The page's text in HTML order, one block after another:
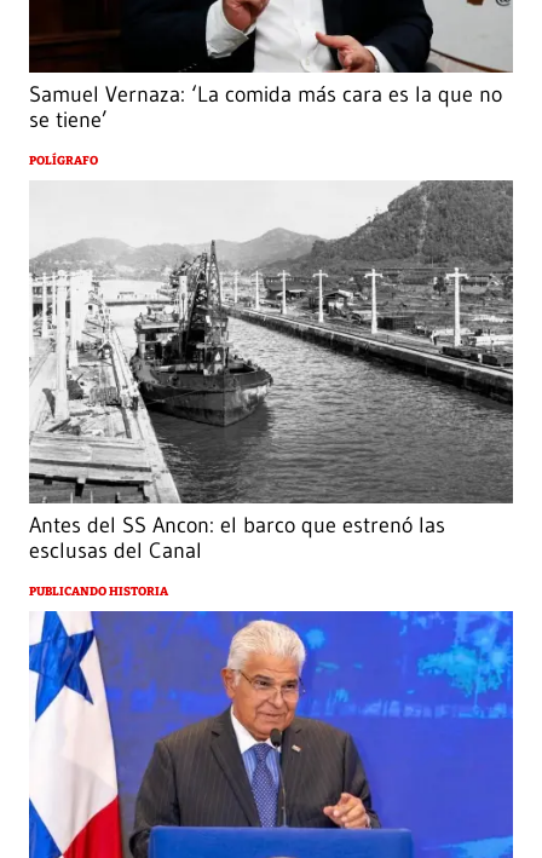
Samuel Vernaza: ‘La comida más cara es la que no
se tiene’
POLÍGRAFO
Antes del SS Ancon: el barco que estrenó las
esclusas del Canal
PUBLICANDO HISTORIA